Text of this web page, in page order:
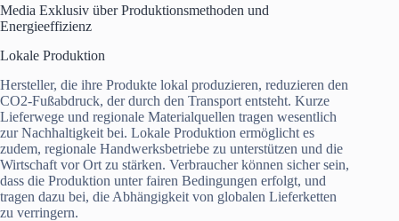
Media Exklusiv über Produktionsmethoden und
Energieeffizienz
Lokale Produktion
Hersteller, die ihre Produkte lokal produzieren, reduzieren den
CO2-Fußabdruck, der durch den Transport entsteht. Kurze
Lieferwege und regionale Materialquellen tragen wesentlich
zur Nachhaltigkeit bei. Lokale Produktion ermöglicht es
zudem, regionale Handwerksbetriebe zu unterstützen und die
Wirtschaft vor Ort zu stärken. Verbraucher können sicher sein,
dass die Produktion unter fairen Bedingungen erfolgt, und
tragen dazu bei, die Abhängigkeit von globalen Lieferketten
zu verringern.